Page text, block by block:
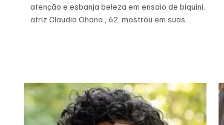
atenção e esbanja beleza em ensaio de biquini. A
atriz Claudia Ohana , 62, mostrou em suas